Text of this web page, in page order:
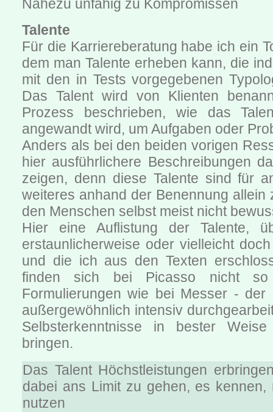
Nahezu unfähig zu Kompromissen
Talente
Für die Karriereberatung habe ich ein
dem man Talente erheben kann, die
mit den in Tests vorgegebenen
Das Talent wird von Klienten
Prozess beschrieben, wie das
angewandt wird, um Aufgaben oder
Anders als bei den beiden vorigen
hier ausführlichere Beschreibungen
zeigen, denn diese Talente sind für
weiteres anhand der Benennung allein
den Menschen selbst meist nicht
Hier eine Auflistung der Talente,
erstaunlicherweise oder vielleicht
und die ich aus den Texten
finden sich bei Picasso nicht so
Formulierungen wie bei Messer - der
außergewöhnlich intensiv
Selbsterkenntnisse in bester
bringen.
Das Talent Höchstleistungen
dabei ans Limit zu gehen, es kennen,
nutzen